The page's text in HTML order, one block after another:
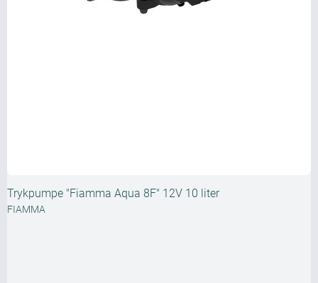
Trykpumpe "Fiamma Aqua 8F" 12V 10 liter
FIAMMA